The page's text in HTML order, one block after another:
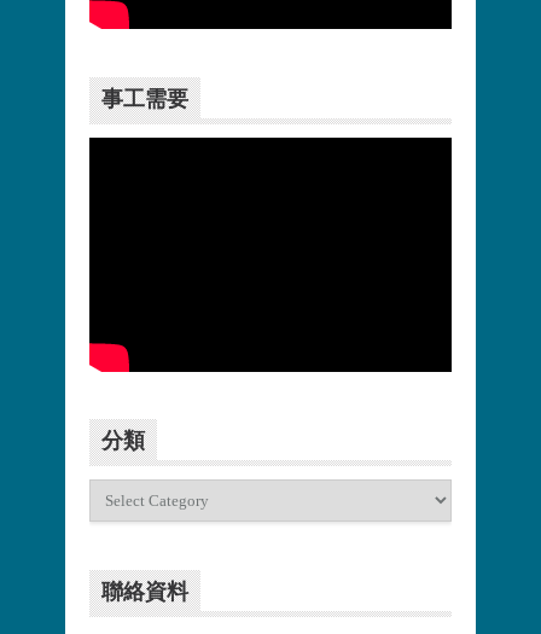
事工需要
分類
聯絡資料